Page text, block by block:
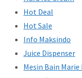
Hot Deal
Hot Sale
Info Maksindo
Juice Dispenser
Mesin Bain